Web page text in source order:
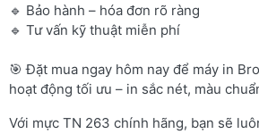
🔹 Bảo hành – hóa đơn rõ ràng
🔹 Tư vấn kỹ thuật miễn phí
🎯 Đặt mua ngay hôm nay để máy in
hoạt động tối ưu – in sắc nét, màu
Với mực TN 263 chính hãng, bạn sẽ